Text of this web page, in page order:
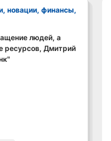
видео
людей, а
ресурсов, Дмитрий